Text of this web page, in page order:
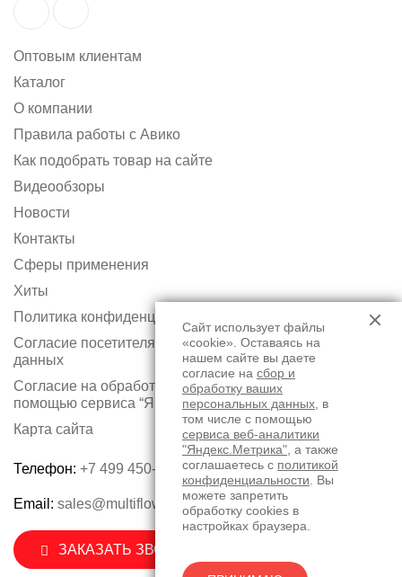
Оптовым клиентам
Каталог
О компании
Правила работы с Авико
Как подобрать товар на сайте
Видеообзоры
Новости
Контакты
Сферы применения
Хиты
Политика конфиденциальности
Согласие посетителя сайта на обработку персональных
данных
Согласие на обработку персональных данных с
помощью сервиса “Яндекс.Метрика”
Карта сайта
Телефон: +7 499 450-75-50
Email: sales@multiflow.ru
ЗАКАЗАТЬ ЗВОНОК
Сайт использует файлы
«cookie». Оставаясь на
нашем сайте вы даете
согласие на сбор и
обработку ваших
персональных данных , в
том числе с помощью
сервиса веб-аналитики
"Яндекс.Метрика" , а также
соглашаетесь с политикой
конфиденциальности . Вы
можете запретить
обработку cookies в
настройках браузера.